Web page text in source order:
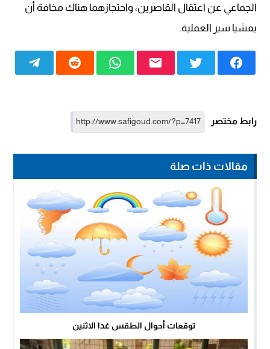
الجماعي عن اعتقال القاصرين، واحتجازهما هناك مخافة أن
يفشيا سير العملية.
رابط مختصر
مقالات ذات صلة
توقعات أحوال الطقس غدا الاثنين